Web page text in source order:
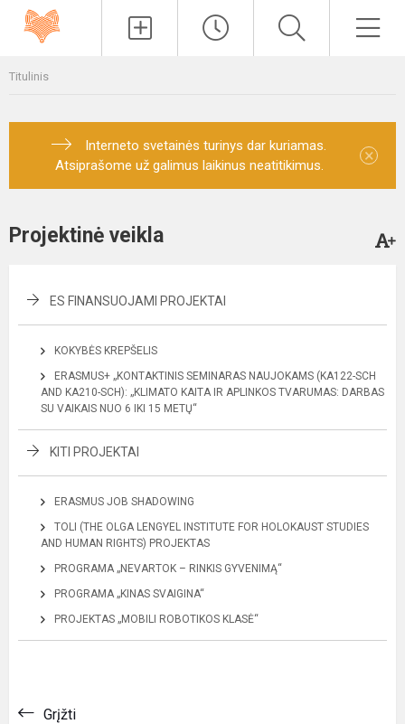
Titulinis
Interneto svetainės turinys dar kuriamas.
Atsiprašome už galimus laikinus neatitikimus.
×
Projektinė veikla
ES FINANSUOJAMI PROJEKTAI
KOKYBĖS KREPŠELIS
ERASMUS+ „KONTAKTINIS SEMINARAS NAUJOKAMS (KA122-SCH
AND KA210-SCH): „KLIMATO KAITA IR APLINKOS TVARUMAS: DARBAS
SU VAIKAIS NUO 6 IKI 15 METŲ“
KITI PROJEKTAI
ERASMUS JOB SHADOWING
TOLI (THE OLGA LENGYEL INSTITUTE FOR HOLOKAUST STUDIES
AND HUMAN RIGHTS) PROJEKTAS
PROGRAMA „NEVARTOK – RINKIS GYVENIMĄ“
PROGRAMA „KINAS SVAIGINA“
PROJEKTAS „MOBILI ROBOTIKOS KLASĖ“
Grįžti